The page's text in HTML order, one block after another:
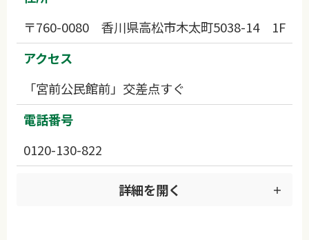
〒760-0080 香川県高松市木太町5038-14 1F
アクセス
「宮前公民館前」交差点すぐ
電話番号
0120-130-822
詳細を開く